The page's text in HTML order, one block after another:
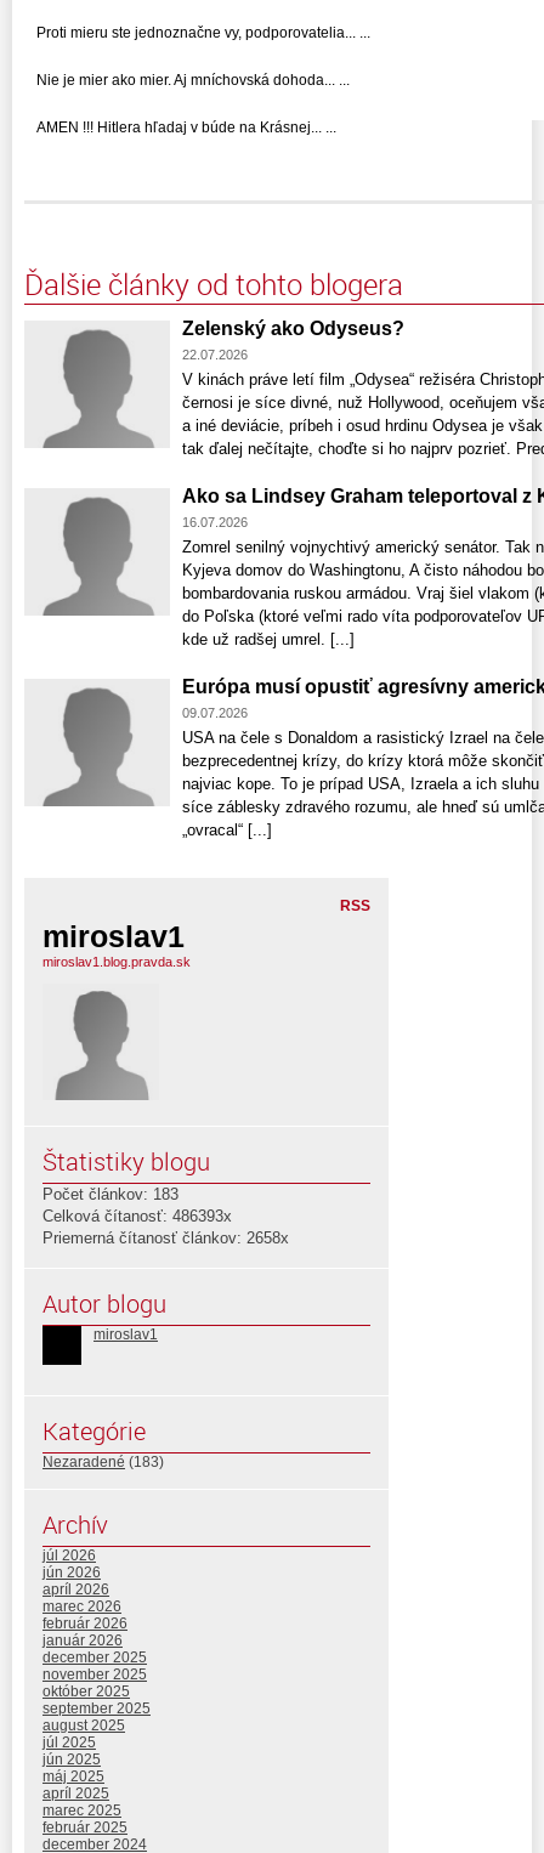
Proti mieru ste jednoznačne vy, podporovatelia... ...
Nie je mier ako mier. Aj mníchovská dohoda... ...
AMEN !!! Hitlera hľadaj v búde na Krásnej... ...
Ďalšie články od tohto blogera
Zelenský ako Odyseus?
22.07.2026
V kinách práve letí film „Odysea“ režiséra
černosi je síce divné, nuž Hollywood, oceňujem
a iné deviácie, príbeh i osud hrdinu Odysea je
tak ďalej nečítajte, choďte si ho najprv pozrieť.
Ako sa Lindsey Graham teleportoval z
16.07.2026
Zomrel senilný vojnychtivý americký senátor. Tak
Kyjeva domov do Washingtonu, A čisto náhodou
bombardovania ruskou armádou. Vraj šiel vlakom
do Poľska (ktoré veľmi rado víta podporovateľov
kde už radšej umrel. [...]
Európa musí opustiť agresívny
09.07.2026
USA na čele s Donaldom a rasistický Izrael na
bezprecedentnej krízy, do krízy ktorá môže
najviac kope. To je prípad USA, Izraela a ich
síce záblesky zdravého rozumu, ale hneď sú
„ovracal“ [...]
RSS
miroslav1
miroslav1.blog.pravda.sk
Štatistiky blogu
Počet článkov: 183
Celková čítanosť: 486393x
Priemerná čítanosť článkov: 2658x
Autor blogu
miroslav1
Kategórie
Nezaradené (183)
Archív
júl 2026
jún 2026
apríl 2026
marec 2026
február 2026
január 2026
december 2025
november 2025
október 2025
september 2025
august 2025
júl 2025
jún 2025
máj 2025
apríl 2025
marec 2025
február 2025
december 2024